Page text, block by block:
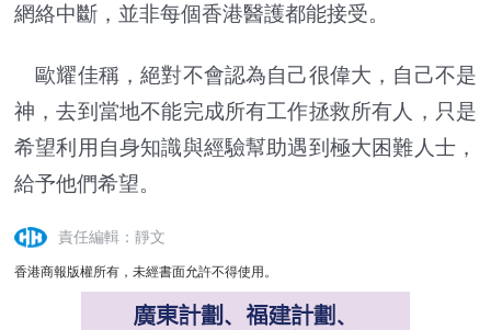
網絡中斷，並非每個香港醫護都能接受。
歐耀佳稱，絕對不會認為自己很偉大，自己不是
神，去到當地不能完成所有工作拯救所有人，只是
希望利用自身知識與經驗幫助遇到極大困難人士，
給予他們希望。
責任編輯：靜文
香港商報版權所有，未經書面允許不得使用。